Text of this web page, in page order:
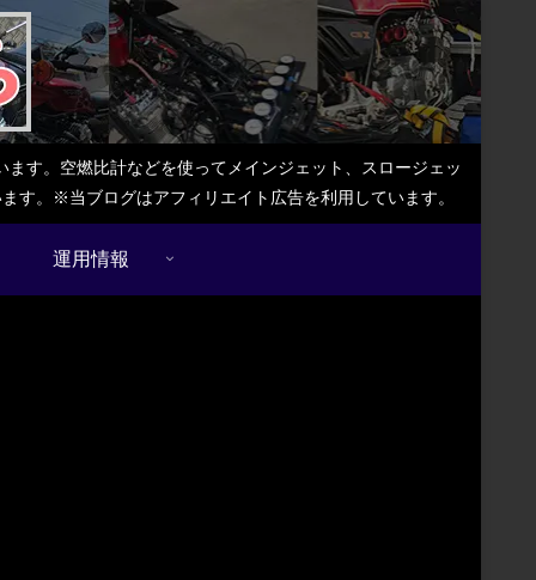
す。空燃比計などを使ってメインジェット、スロージェッ
す。※当ブログはアフィリエイト広告を利用しています。
運用情報